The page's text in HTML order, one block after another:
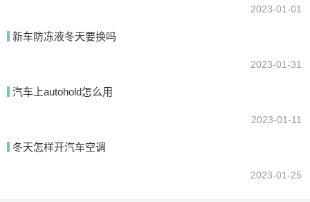
2023-01-01
新车防冻液冬天要换吗
2023-01-31
汽车上autohold怎么用
2023-01-11
冬天怎样开汽车空调
2023-01-25